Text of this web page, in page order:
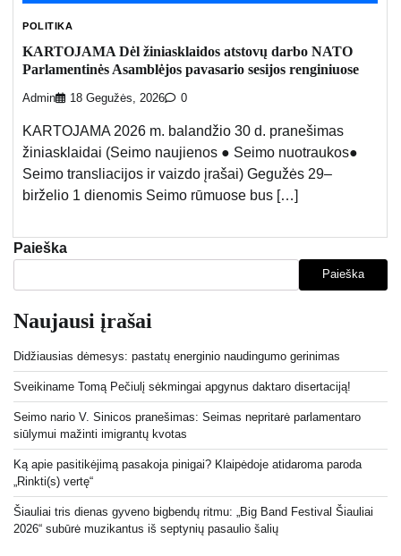
POLITIKA
KARTOJAMA Dėl žiniasklaidos atstovų darbo NATO
Parlamentinės Asamblėjos pavasario sesijos renginiuose
Admin 18 Gegužės, 2026 0
KARTOJAMA 2026 m. balandžio 30 d. pranešimas
žiniasklaidai (Seimo naujienos ● Seimo nuotraukos●
Seimo transliacijos ir vaizdo įrašai) Gegužės 29–
birželio 1 dienomis Seimo rūmuose bus […]
Paieška
Paieška
Naujausi įrašai
Didžiausias dėmesys: pastatų energinio naudingumo gerinimas
Sveikiname Tomą Pečiulį sėkmingai apgynus daktaro disertaciją!
Seimo nario V. Sinicos pranešimas: Seimas nepritarė parlamentaro
siūlymui mažinti imigrantų kvotas
Ką apie pasitikėjimą pasakoja pinigai? Klaipėdoje atidaroma paroda
„Rinkti(s) vertę“
Šiauliai tris dienas gyveno bigbendų ritmu: „Big Band Festival Šiauliai
2026“ subūrė muzikantus iš septynių pasaulio šalių